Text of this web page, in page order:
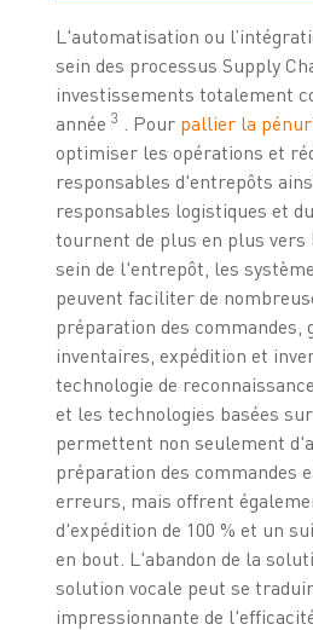
L'automatisation ou
sein des processus Supply
investissements totalement
année 3 . Pour pallier la
optimiser les opérations et
responsables d'entrepôts
responsables logistiques et
tournent de plus en plus
sein de l'entrepôt, les
peuvent faciliter de
préparation des commandes,
inventaires, expédition et
technologie de
et les technologies basées
permettent non seulement
préparation des commandes
erreurs, mais offrent
d'expédition de 100 % et un
en bout. L'abandon de la
solution vocale peut se
impressionnante de